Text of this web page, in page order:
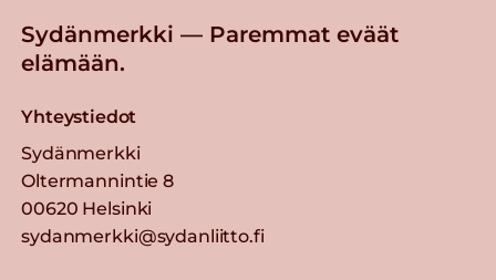
Sydänmerkki — Paremmat eväät
elämään.
Yhteystiedot
Sydänmerkki
Oltermannintie 8
00620 Helsinki
sydanmerkki@sydanliitto.fi